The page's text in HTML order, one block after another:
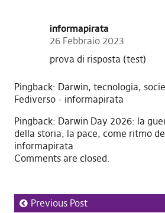
informapirata
26 Febbraio 2023
prova di risposta (test)
Pingback: Darwin, tecnologia,
Fediverso - informapirata
Pingback: Darwin Day 2026: la
della storia; la pace, come ritmo
informapirata
Comments are closed.
Previous Post